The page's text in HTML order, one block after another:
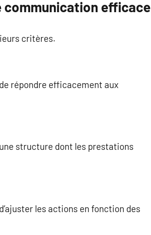
communication efficace
critères.
répondre efficacement aux
structure dont les prestations
les actions en fonction des